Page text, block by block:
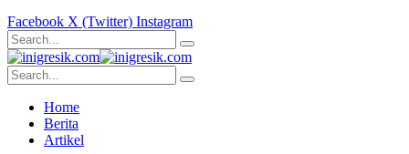
Facebook X (Twitter) Instagram
Home
Berita
Artikel